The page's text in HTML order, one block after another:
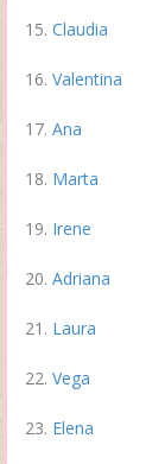
Claudia
Valentina
Ana
Marta
Irene
Adriana
Laura
Vega
Elena